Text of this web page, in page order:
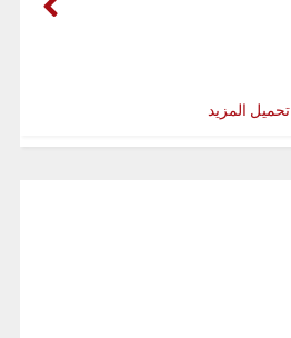
تحميل المزيد